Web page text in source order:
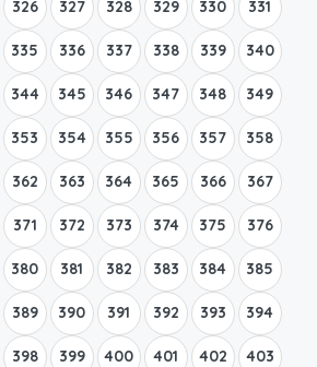
326 327 328 329 330 331
335 336 337 338 339 340
344 345 346 347 348 349
353 354 355 356 357 358
362 363 364 365 366 367
371 372 373 374 375 376
380 381 382 383 384 385
389 390 391 392 393 394
398 399 400 401 402 403